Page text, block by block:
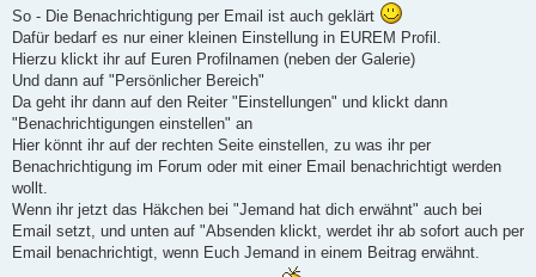
t
r
g
So - Die Benachrichtigung per Email ist auch geklärt
Dafür bedarf es nur einer kleinen Einstellung in EUREM Profil.
Hierzu klickt ihr auf Euren Profilnamen (neben der Galerie)
Und dann auf "Persönlicher Bereich"
Da geht ihr dann auf den Reiter "Einstellungen" und klickt dann
"Benachrichtigungen einstellen" an
Hier könnt ihr auf der rechten Seite einstellen, zu was ihr per
Benachrichtigung im Forum oder mit einer Email benachrichtigt werden
wollt.
Wenn ihr jetzt das Häkchen bei "Jemand hat dich erwähnt" auch bei
Email setzt, und unten auf "Absenden klickt, werdet ihr ab sofort auch per
Email benachrichtigt, wenn Euch Jemand in einem Beitrag erwähnt.